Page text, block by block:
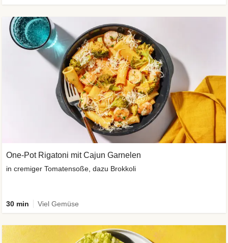
One-Pot Rigatoni mit Cajun Garnelen
in cremiger Tomatensoße, dazu Brokkoli
30 min Viel Gemüse